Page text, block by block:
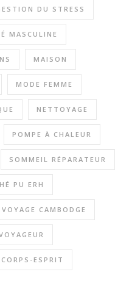
DU STRESS
MASCULINE
MAISON
MODE FEMME
NETTOYAGE
POMPE À CHALEUR
SOMMEIL RÉPARATEUR
PU ERH
VOYAGE CAMBODGE
ESPRIT